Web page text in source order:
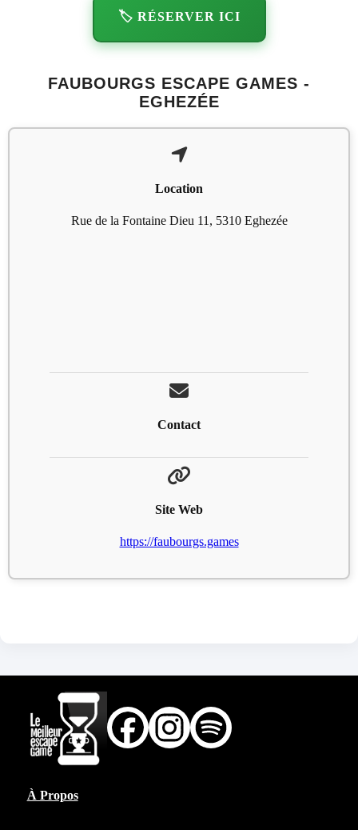
🏷️ RÉSERVER ICI
FAUBOURGS ESCAPE GAMES -
EGHEZÉE
Location
Rue de la Fontaine Dieu 11, 5310 Eghezée
Contact
Site Web
https://faubourgs.games
À Propos